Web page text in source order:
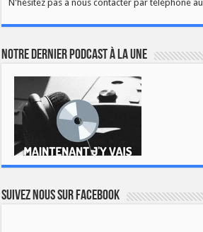
N'hésitez pas à nous contacter par téléphone au
Notre dernier podcast à la une
Suivez nous sur Facebook